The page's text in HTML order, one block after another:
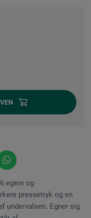
egere og
pressetryk og en
undervalsen. Egner sig